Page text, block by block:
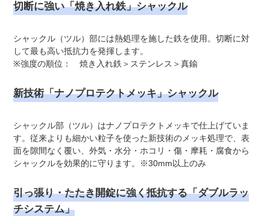
切断に強い「焼き入れ鉄」シャックル
シャックル（ツル）部には熱処理を施した鉄を使用。切断に対
して最も高い抵抗力を発揮します。
※強度の順位： 焼き入れ鉄＞ステンレス＞真鍮
新技術「ナノプロテクトメッキ」シャックル
シャックル部（ツル）はナノプロテクトメッキで仕上げていま
す。従来よりも細かい粒子を使った新技術のメッキ処理で、表
面を隙間なく覆い、外気・水分・ホコリ・傷・摩耗・腐食から
シャックルを効果的に守ります。※30mm以上のみ
引っ張り・たたき開錠に強く抵抗する「ダブルラッ
チシステム」